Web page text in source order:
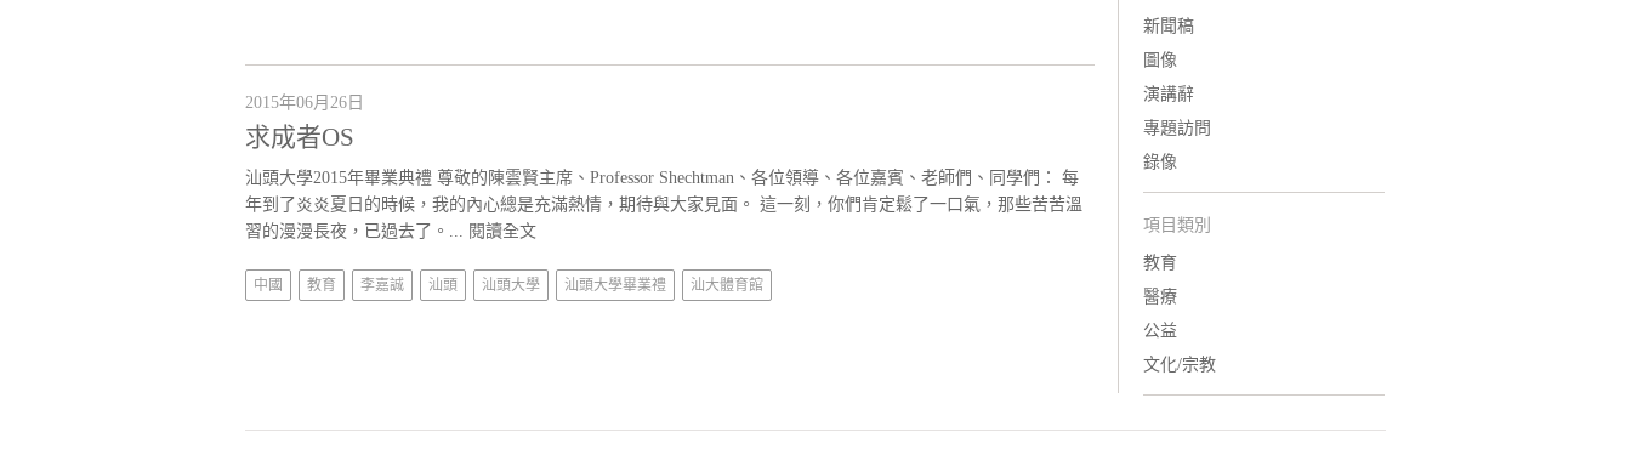
2015年06月26日
求成者OS
汕頭大學2015年畢業典禮 尊敬的陳雲賢主席、Professor Shechtman、各位領導、各位嘉賓、老師們、同學們： 每
年到了炎炎夏日的時候，我的內心總是充滿熱情，期待與大家見面。 這一刻，你們肯定鬆了一口氣，那些苦苦溫
習的漫漫長夜，已過去了。... 閱讀全文
中國 教育 李嘉誠 汕頭 汕頭大學 汕頭大學畢業禮 汕大體育館
新聞稿
圖像
演講辭
專題訪問
錄像
項目類別
教育
醫療
公益
文化/宗教